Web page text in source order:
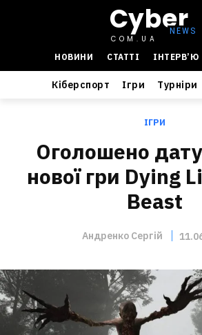
Cyber
COM.UA
НОВИНИ
СТАТТІ ІНТЕРВ’Ю
Кіберспорт Ігри Турніри
ІГРИ
Оголошено
нової гри Dying
Beast
Андренко Сергій